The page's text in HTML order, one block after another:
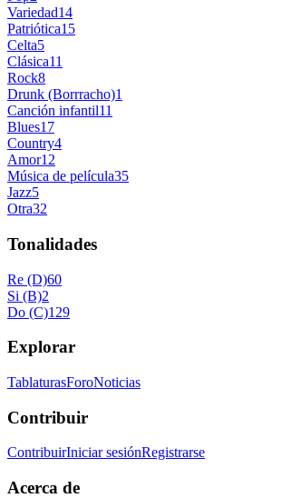
Variedad14
Patriótica15
Celta5
Clásica11
Rock8
Drunk (Borrracho)1
Canción infantil11
Blues17
Country4
Amor12
Música de película35
Jazz5
Otra32
Tonalidades
Re (D)60
Si (B)2
Do (C)129
Explorar
TablaturasForoNoticias
Contribuir
ContribuirIniciar sesiónRegistrarse
Acerca de